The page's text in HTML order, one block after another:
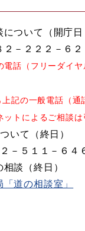
について（開庁
－２２２－６２
電話（フリーダイ
記の一般電話（通
ットによるご相談
いて（終日）
－５１１－６４
談（終日）
道の相談室」